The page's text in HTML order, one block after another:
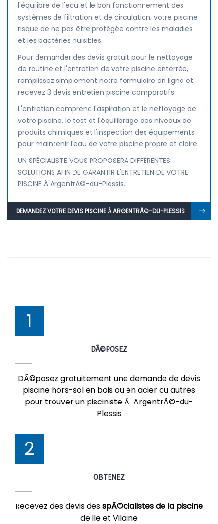
l'équilibre de l'eau et le bon fonctionnement des
systèmes de filtration et de circulation, votre piscine
risque de ne pas être protégée contre les maladies
et les bactéries nuisibles.
Pour demander des devis gratuit pour le nettoyage
de routine et l'entretien de votre piscine enterrée,
remplissez simplement notre formulaire en ligne et
recevez 3 devis entretien piscine comparatifs.
L'entretien comprend l'aspiration et le nettoyage de
votre piscine, le test et l'équilibrage des niveaux de
produits chimiques et l'inspection des équipements
pour maintenir l'eau de votre piscine propre et claire.
UN SPÉCIALISTE VOUS PROPOSERA DIFFÉRENTES
SOLUTIONS AFIN DE GARANTIR L'ENTRETIEN DE VOTRE
PISCINE À ArgentrÃ©-du-Plessis.
DEMANDEZ VOTRE DEVIS PISCINE À ARGENTRÃ©-DU-PLESSIS
1
DÃ©POSEZ
DÃ©posez gratuitement une demande de devis
piscine hors-sol en bois ou en acier ou autres
pour trouver un pisciniste Ã ArgentrÃ©-du-
Plessis
2
OBTENEZ
Recevez des devis desspÃ©cialistes de la piscine
de Ile et Vilaine